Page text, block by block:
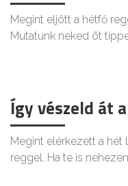
Megint eljött a hétfő
Mutatunk neked öt
Így vészeld át
Megint elérkezett a hét
reggel. Ha te is